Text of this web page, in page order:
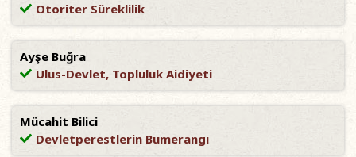
Otoriter Süreklilik
Ayşe Buğra
Ulus-Devlet, Topluluk Aidiyeti
Mücahit Bilici
Devletperestlerin Bumerangı